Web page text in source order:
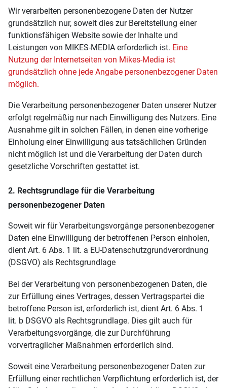
Wir verarbeiten personenbezogene Daten der Nutzer
grundsätzlich nur, soweit dies zur Bereitstellung einer
funktionsfähigen Website sowie der Inhalte und
Leistungen von MIKES-MEDIA erforderlich ist. Eine
Nutzung der Internetseiten von Mikes-Media ist
grundsätzlich ohne jede Angabe personenbezogener Daten
möglich.
Die Verarbeitung personenbezogener Daten unserer Nutzer
erfolgt regelmäßig nur nach Einwilligung des Nutzers. Eine
Ausnahme gilt in solchen Fällen, in denen eine vorherige
Einholung einer Einwilligung aus tatsächlichen Gründen
nicht möglich ist und die Verarbeitung der Daten durch
gesetzliche Vorschriften gestattet ist.
2. Rechtsgrundlage für die Verarbeitung
personenbezogener Daten
Soweit wir für Verarbeitungsvorgänge personenbezogener
Daten eine Einwilligung der betroffenen Person einholen,
dient Art. 6 Abs. 1 lit. a EU-Datenschutzgrundverordnung
(DSGVO) als Rechtsgrundlage
Bei der Verarbeitung von personenbezogenen Daten, die
zur Erfüllung eines Vertrages, dessen Vertragspartei die
betroffene Person ist, erforderlich ist, dient Art. 6 Abs. 1
lit. b DSGVO als Rechtsgrundlage. Dies gilt auch für
Verarbeitungsvorgänge, die zur Durchführung
vorvertraglicher Maßnahmen erforderlich sind.
Soweit eine Verarbeitung personenbezogener Daten zur
Erfüllung einer rechtlichen Verpflichtung erforderlich ist, der